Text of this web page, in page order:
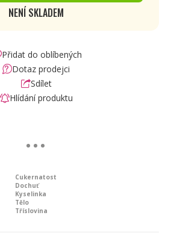
NENÍ SKLADEM
Přidat do oblíbených
Dotaz prodejci
Sdílet
Hlídání produktu
Cukernatost
Dochuť
Kyselinka
Tělo
Tříslovina